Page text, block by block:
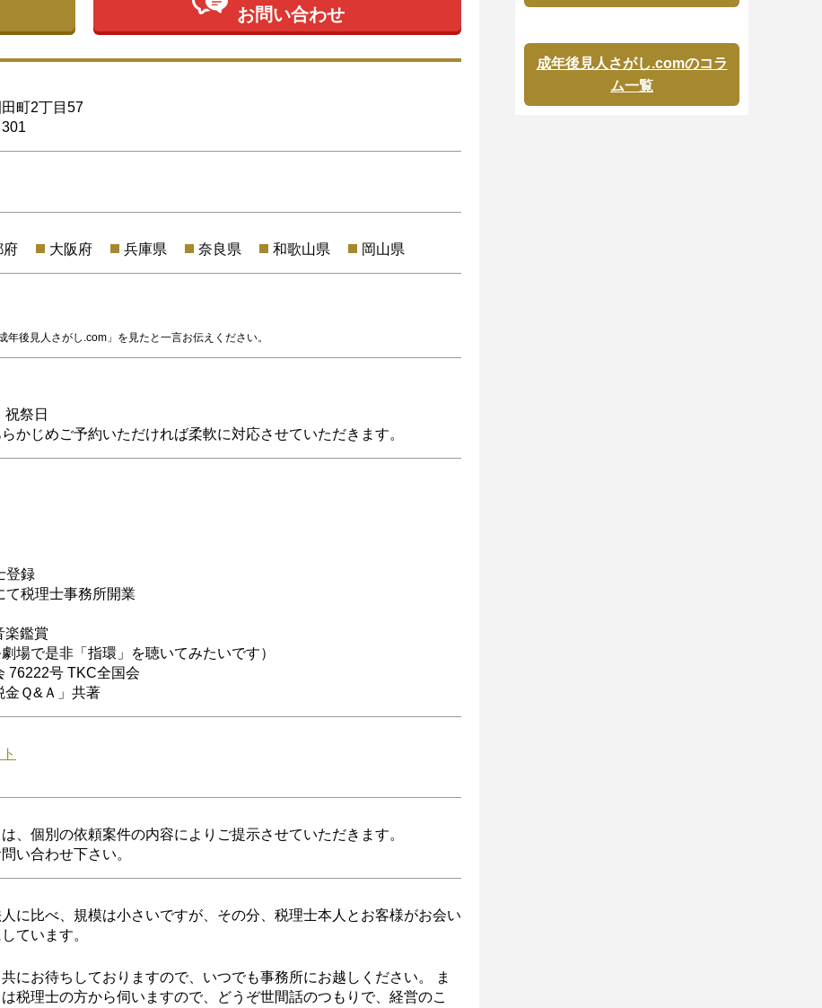
お問い合わせ
町2丁目57
府 大阪府 兵庫県 奈良県 和歌山県 岡山県
年後見人さがし.com」を見たと一言お伝えください。
祭日
かじめご予約いただければ柔軟に対応させていただきます。
登録
て税理士事務所開業
楽鑑賞
場で是非「指環」を聴いてみたいです）
76222号 TKC全国会
金Ｑ&Ａ」共著
、個別の依頼案件の内容によりご提示させていただきます。
い合わせ下さい。
に比べ、規模は小さいですが、その分、税理士本人とお客様がお会い
ています。
にお待ちしておりますので、いつでも事務所にお越しください。 ま
税理士の方から伺いますので、どうぞ世間話のつもりで、経営のこ
成年後見人さがし.comのコラ
ム一覧